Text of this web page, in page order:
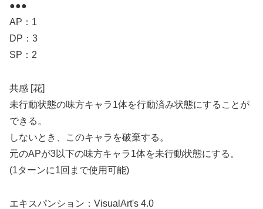
●●●
AP：1
DP：3
SP：2
共感 [花]
未行動状態の味方キャラ1体を行動済み状態にすることが
できる。
しないとき、このキャラを破棄する。
元のAPが3以下の味方キャラ1体を未行動状態にする。
(1ターンに1回まで使用可能)
エキスパンション：VisualArt's 4.0